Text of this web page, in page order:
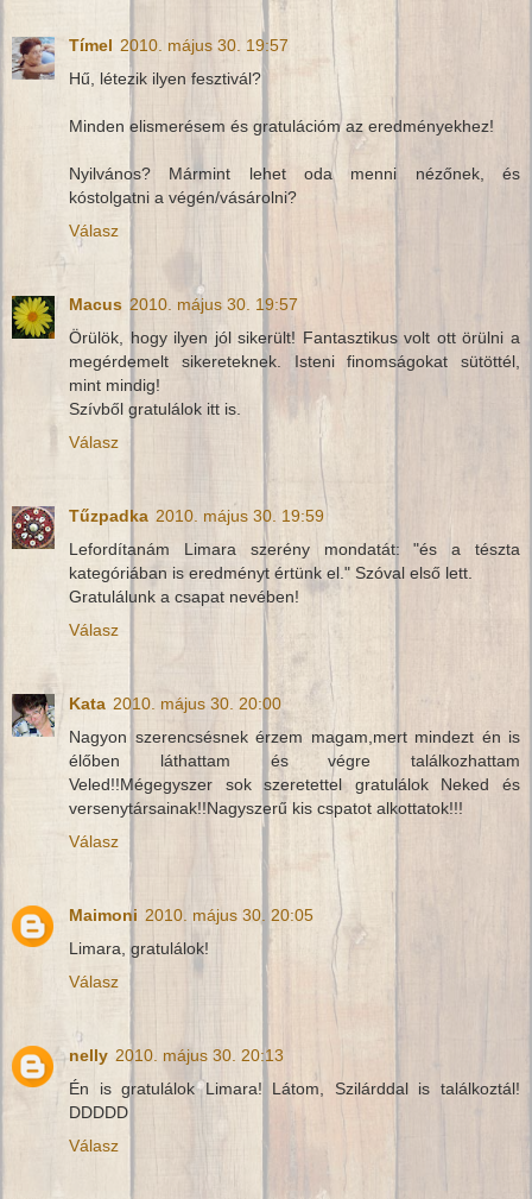
Tímel 2010. május 30. 19:57
Hű, létezik ilyen fesztivál?
Minden elismerésem és gratulációm az eredményekhez!
Nyilvános? Mármint lehet oda menni nézőnek, és
kóstolgatni a végén/vásárolni?
Válasz
Macus 2010. május 30. 19:57
Örülök, hogy ilyen jól sikerült! Fantasztikus volt ott örülni a
megérdemelt sikereteknek. Isteni finomságokat sütöttél,
mint mindig!
Szívből gratulálok itt is.
Válasz
Tűzpadka 2010. május 30. 19:59
Lefordítanám Limara szerény mondatát: "és a tészta
kategóriában is eredményt értünk el." Szóval első lett.
Gratulálunk a csapat nevében!
Válasz
Kata 2010. május 30. 20:00
Nagyon szerencsésnek érzem magam,mert mindezt én is
élőben láthattam és végre találkozhattam
Veled!!Mégegyszer sok szeretettel gratulálok Neked és
versenytársainak!!Nagyszerű kis cspatot alkottatok!!!
Válasz
Maimoni 2010. május 30. 20:05
Limara, gratulálok!
Válasz
nelly 2010. május 30. 20:13
Én is gratulálok Limara! Látom, Szilárddal is találkoztál!
DDDDD
Válasz